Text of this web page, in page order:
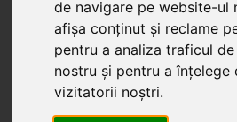
de navigare pe website-ul
afișa conținut și reclame
pentru a analiza traficul
nostru și pentru a înțelege
vizitatorii noștri.
mediului economic prin
efectuate în R.N.P.M.,
vizibilitate actelor și
juridice prevăzute de